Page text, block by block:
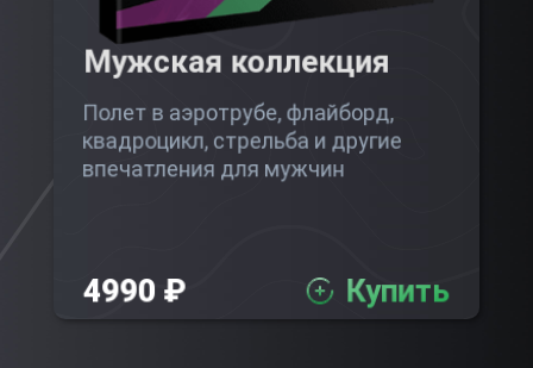
Мужская коллекция
Полет в аэротрубе, флайборд,
квадроцикл, стрельба и другие
впечатления для мужчин
4990 ₽ Купить